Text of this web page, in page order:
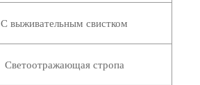
С выживательным свистком
Светоотражающая стропа